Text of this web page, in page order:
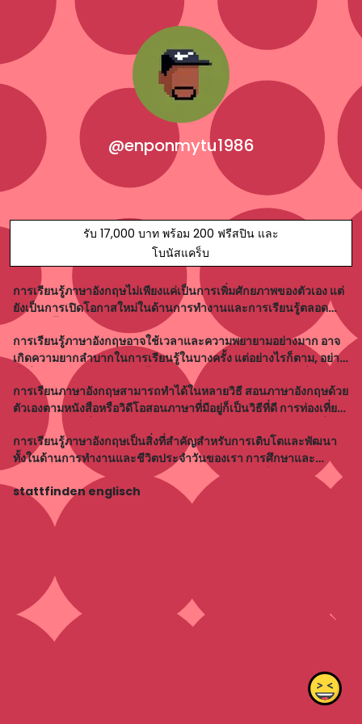
@enponmytu1986
รับ 17,000 บาท พร้อม 200 ฟรีสปิน และ
โบนัสแคร็บ
การเรียนรู้ภาษาอังกฤษไม่เพียงแค่เป็นการเพิ่มศักยภาพของตัวเอง แต่
ยังเป็นการเปิดโอกาสใหม่ในด้านการทำงานและการเรียนรู้ตลอด
ชีวิต ดังนั้น ถ้าคุณต้องการเติบโตและพัฒนาการอย่างรวดเร็ว ควร
สนใจเพิ่มทักษะในการใช
การเรียนรู้ภาษาอังกฤษอาจใช้เวลาและความพยายามอย่างมาก อาจ
เกิดความยากลำบากในการเรียนรู้ในบางครั้ง แต่อย่างไรก็ตาม, อย่าง
สิ่งที่เราทำให้เก่งคือการทำซ้ำ การปฏิบัติภาษาอังกฤษอย่างสม่ำเสมอ
จะช่วยให้เราพัฒนาท
การเรียนภาษาอังกฤษสามารถทำได้ในหลายวิธี สอนภาษาอังกฤษด้วย
ตัวเองตามหนังสือหรือวิดีโอสอนภาษาที่มีอยู่ก็เป็นวิธีที่ดี การท่องเที่ยว
ไปหรือประเทศที่ใช้ภาษาอังกฤษเป็นภาษาหลักยังเป็นการเรียนรู้ที่มี
ประสิทธิภ
การเรียนรู้ภาษาอังกฤษเป็นสิ่งที่สำคัญสำหรับการเติบโตและพัฒนา
ทั้งในด้านการทำงานและชีวิตประจำวันของเรา การศึกษาและ
ประยุกต์ใช้ภาษาอังกฤษจะช่วยให้เราสามารถติดต่อสื่อสารร่วมกับคน
ทั่วโลกได้อย่างราบรื่น นอกจ
stattfinden englisch